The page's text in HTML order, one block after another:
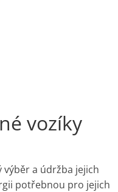
vozíky
výběr a údržba jejich
potřebnou pro jejich